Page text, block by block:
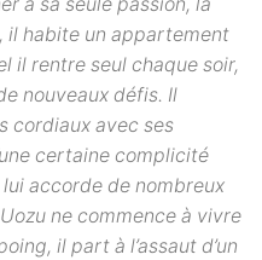
il habite un appartement
il rentre seul chaque soir,
nouveaux défis. Il
cordiaux avec ses
certaine complicité
accorde de nombreux
ne commence à vivre
il part à l’assaut d’un